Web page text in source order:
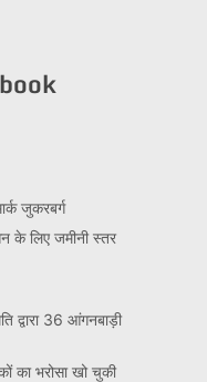
जुकरबर्ग
के लिए जमीनी स्तर
द्वारा 36 आंगनबाड़ी
का भरोसा खो चुकी